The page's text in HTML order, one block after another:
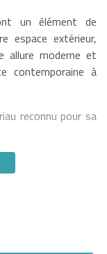
un élément de
espace extérieur,
allure moderne et
contemporaine à
reconnu pour sa